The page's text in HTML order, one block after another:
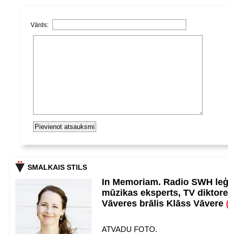
Vārds:
SMALKAIS STILS
In Memoriam. Radio SWH
mūzikas eksperts, TV
Vāveres brālis Klāss Vāvere
ATVADU FOTO.